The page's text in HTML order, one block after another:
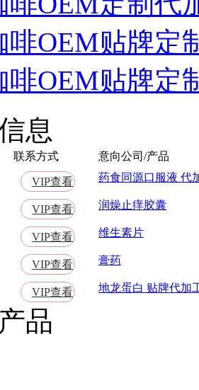
啡OEM贴牌定
啡OEM贴牌定
息
联系方式
意向公司/产品
VIP查看 药食同源口服液 代
VIP查看 润燥止痒胶囊
VIP查看 维生素片
VIP查看 膏药
VIP查看 地龙蛋白 贴牌代加
品